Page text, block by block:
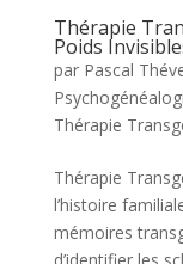
Thérapie
Poids
par Pascal
Thérapie
Thérapie
l’histoire
mémoires